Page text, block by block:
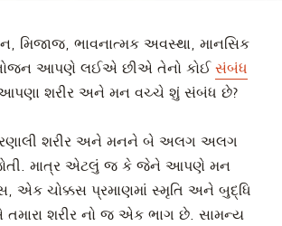
મિજાજ, ભાવનાત્મક અવસ્થા, માનસિક
આપણે લઈએ છીએ તેનો કોઈ સંબંધ
આપણા શરીર અને મન વચ્ચે શું સંબંધ છે?
શરીર અને મનને બે અલગ અલગ
માત્ર એટલું જ કે જેને આપણે મન
એક ચોક્કસ પ્રમાણમાં સ્મૃતિ અને બુદ્ધિ
શરીર નો જ એક ભાગ છે. સામન્ય